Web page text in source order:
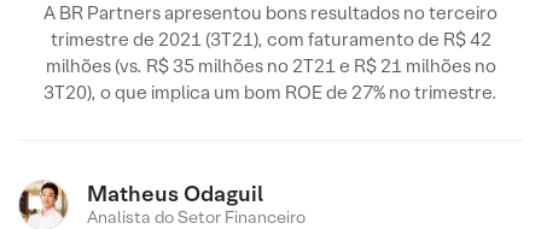
A BR Partners apresentou bons resultados no terceiro
trimestre de 2021 (3T21), com faturamento de R$ 42
milhões (vs. R$ 35 milhões no 2T21 e R$ 21 milhões no
3T20), o que implica um bom ROE de 27% no trimestre.
Matheus Odaguil
Analista do Setor Financeiro